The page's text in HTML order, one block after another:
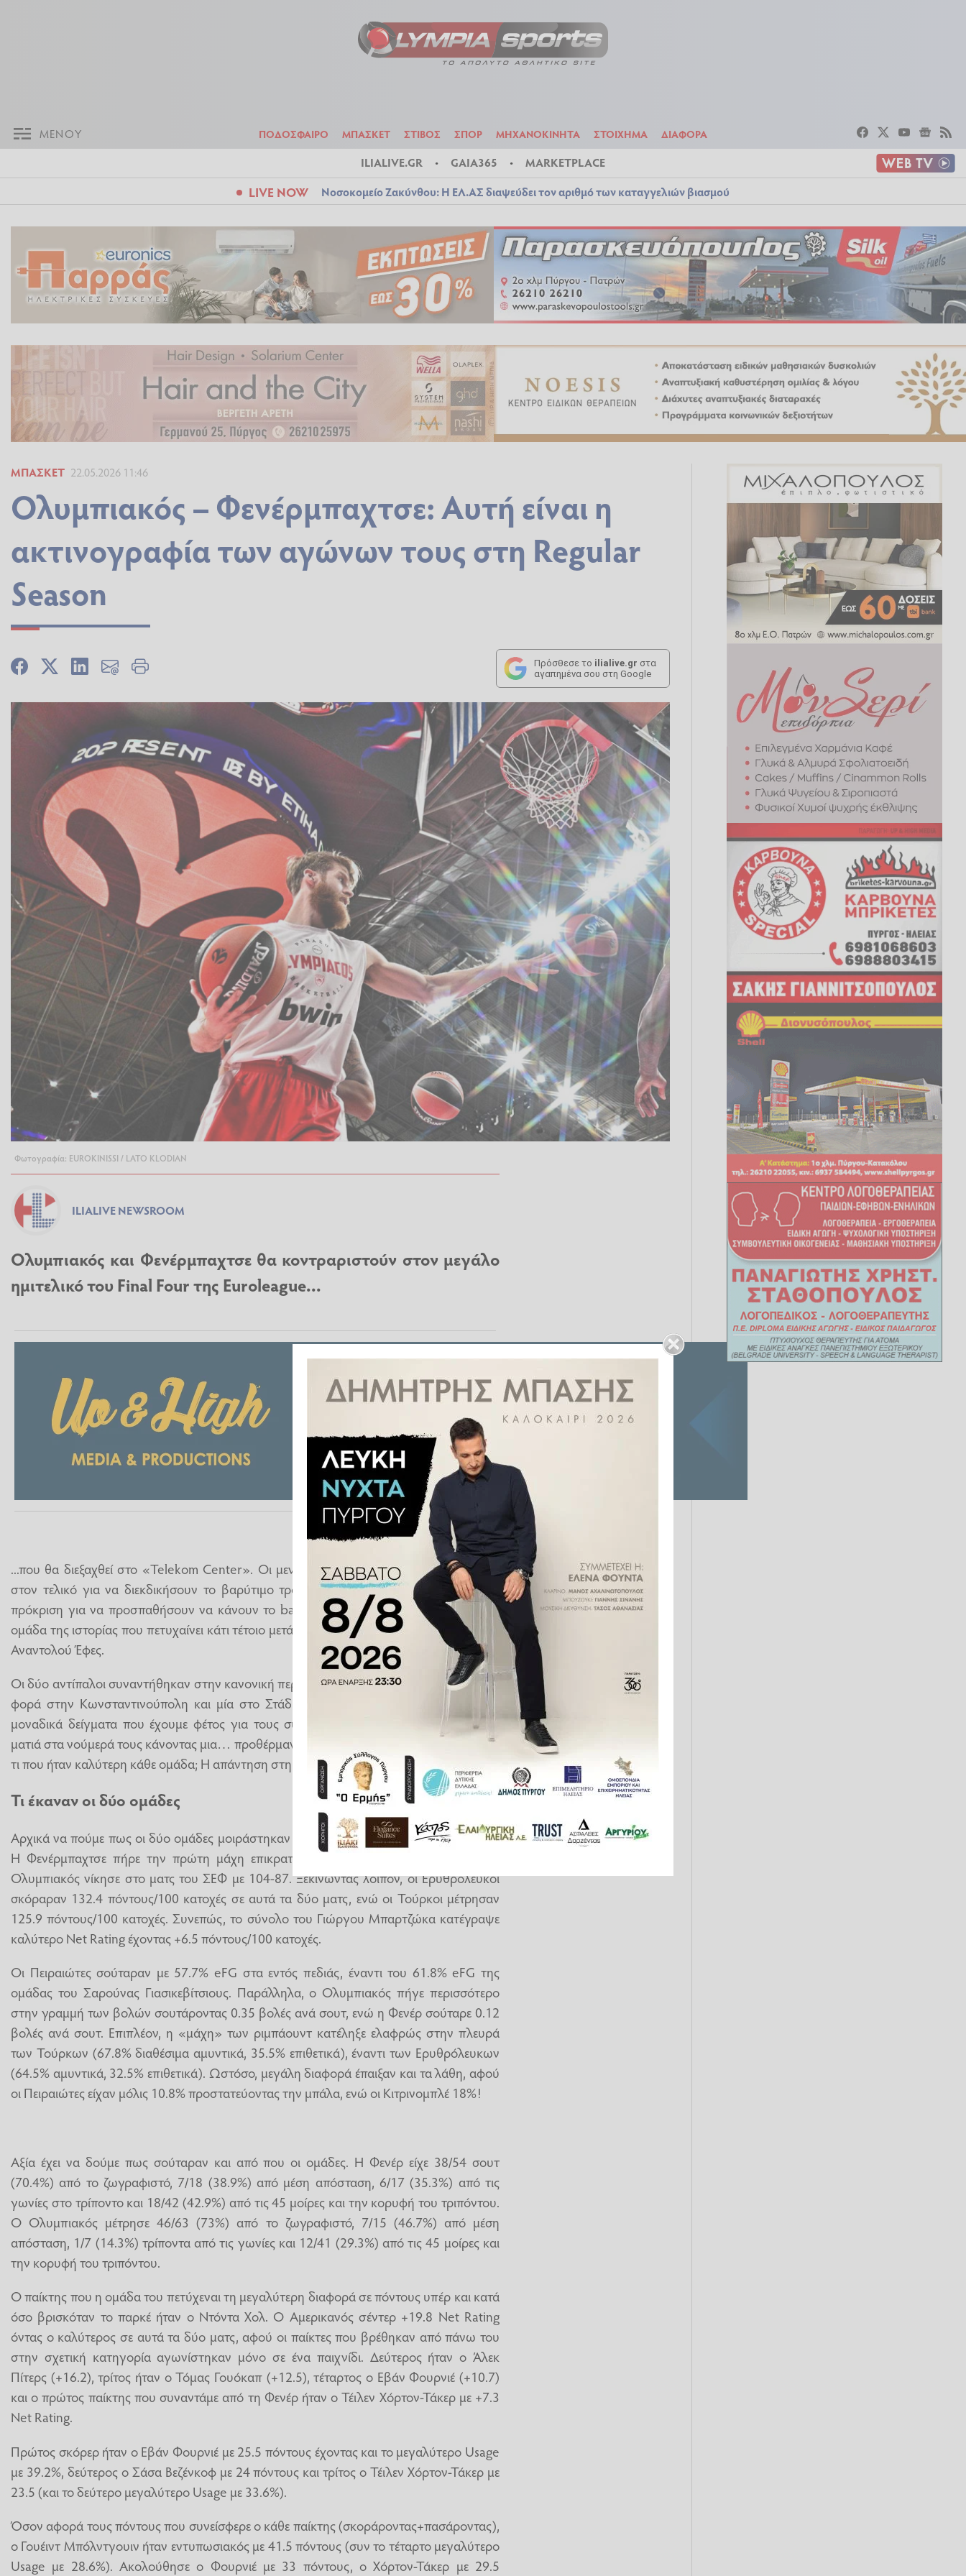
ΜΕΝΟΥ ΠΟΔΟΣΦΑΙΡΟ ΜΠΑΣΚΕΤ ΣΤΙΒΟΣ ΣΠΟΡ ΜΗΧΑΝΟΚΙΝΗΤΑ ΣΤΟΙΧΗΜΑ ΔΙΑΦΟΡΑ
ILIALIVE.GR GAIA365 MARKETPLACE
LIVE NOW Νοσοκομείο Ζακύνθου: Η ΕΛ.ΑΣ διαψεύδει τον αριθμό των καταγγελιών βιασμού
ΠΟΔΟΣΦΑΙΡΟ ΜΠΑΣΚΕΤ ΣΤΙΒΟΣ ΣΠΟΡ ΜΗΧΑΝΟΚΙΝΗΤΑ
ΜΠΆΣΚΕΤ 22.05.2026 11:46
Ολυμπιακός – Φενέρμπαχτσε: Αυτή είναι η
ακτινογραφία των αγώνων τους στη Regular
Season
Πρόσθεσε το ilialive.gr στα
αγαπημένα σου στη Google
Φωτογραφία: EUROKINISSI / LATO KLODIAN
ILIALIVE NEWSROOM
Ολυμπιακός και Φενέρμπαχτσε θα κοντραριστούν στον μεγάλο
ημιτελικό του Final Four της Euroleague...
...που θα διεξαχθεί στο «Telekom Center». Οι μεν Ερυθρόλευκοι θέλουν να περάσουν
στον τελικό για να διεκδικήσουν το βαρύτιμο τρόπαιο και οι δε Τούρκοι θέλουν την
πρόκριση για να προσπαθήσουν να κάνουν το back to back. Και να γίνουν η τέταρτη
ομάδα της ιστορίας που πετυχαίνει κάτι τέτοιο μετά τις Γιουγκοπλάστικα, Ολυμπιακό και
Αναντολού Έφες.
Οι δύο αντίπαλοι συναντήθηκαν στην κανονική περίοδο της διοργάνωσης παίζοντας μία
φορά στην Κωνσταντινούπολη και μία στο Στάδιο Ειρήνης και Φιλίας. Αυτά είναι τα
μοναδικά δείγματα που έχουμε φέτος για τους συλλόγους. Έτσι αξίζει να ρίξουμε μια
ματιά στα νούμερά τους κάνοντας μια… προθέρμανση ενόψει ημιτελικού. Τι ξεχώρισε και
τι που ήταν καλύτερη κάθε ομάδα; Η απάντηση στη συνέχεια…
Τι έκαναν οι δύο ομάδες
Αρχικά να πούμε πως οι δύο ομάδες μοιράστηκαν από μία νίκη στην κανονική περίοδο.
Η Φενέρμπαχτσε πήρε την πρώτη μάχη επικρατώντας με 88-80 στην Πόλη, ενώ ο
Ολυμπιακός νίκησε στο ματς του ΣΕΦ με 104-87. Ξεκινώντας λοιπόν, οι Ερυθρόλευκοι
σκόραραν 132.4 πόντους/100 κατοχές σε αυτά τα δύο ματς, ενώ οι Τούρκοι μέτρησαν
125.9 πόντους/100 κατοχές. Συνεπώς, το σύνολο του Γιώργου Μπαρτζώκα κατέγραψε
καλύτερο Net Rating έχοντας +6.5 πόντους/100 κατοχές.
Οι Πειραιώτες σούταραν με 57.7% eFG στα εντός πεδιάς, έναντι του 61.8% eFG της
ομάδας του Σαρούνας Γιασικεβίτσιους. Παράλληλα, ο Ολυμπιακός πήγε περισσότερο
στην γραμμή των βολών σουτάροντας 0.35 βολές ανά σουτ, ενώ η Φενέρ σούταρε 0.12
βολές ανά σουτ. Επιπλέον, η «μάχη» των ριμπάουντ κατέληξε ελαφρώς στην πλευρά
των Τούρκων (67.8% διαθέσιμα αμυντικά, 35.5% επιθετικά), έναντι των Ερυθρόλευκων
(64.5% αμυντικά, 32.5% επιθετικά). Ωστόσο, μεγάλη διαφορά έπαιξαν και τα λάθη, αφού
οι Πειραιώτες είχαν μόλις 10.8% προστατεύοντας την μπάλα, ενώ οι Κιτρινομπλέ 18%!
Αξία έχει να δούμε πως σούταραν και από που οι ομάδες. Η Φενέρ είχε 38/54 σουτ
(70.4%) από το ζωγραφιστό, 7/18 (38.9%) από μέση απόσταση, 6/17 (35.3%) από τις
γωνίες στο τρίποντο και 18/42 (42.9%) από τις 45 μοίρες και την κορυφή του τριπόντου.
Ο Ολυμπιακός μέτρησε 46/63 (73%) από το ζωγραφιστό, 7/15 (46.7%) από μέση
απόσταση, 1/7 (14.3%) τρίποντα από τις γωνίες και 12/41 (29.3%) από τις 45 μοίρες και
την κορυφή του τριπόντου.
Ο παίκτης που η ομάδα του πετύχεναι τη μεγαλύτερη διαφορά σε πόντους υπέρ και κατά
όσο βρισκόταν το παρκέ ήταν ο Ντόντα Χολ. Ο Αμερικανός σέντερ +19.8 Net Rating
όντας ο καλύτερος σε αυτά τα δύο ματς, αφού οι παίκτες που βρέθηκαν από πάνω του
στην σχετική κατηγορία αγωνίστηκαν μόνο σε ένα παιχνίδι. Δεύτερος ήταν ο Άλεκ
Πίτερς (+16.2), τρίτος ήταν ο Τόμας Γουόκαπ (+12.5), τέταρτος ο Εβάν Φουρνιέ (+10.7)
και ο πρώτος παίκτης που συναντάμε από τη Φενέρ ήταν ο Τέιλεν Χόρτον-Τάκερ με +7.3
Net Rating.
Πρώτος σκόρερ ήταν ο Εβάν Φουρνιέ με 25.5 πόντους έχοντας και το μεγαλύτερο Usage
με 39.2%, δεύτερος ο Σάσα Βεζένκοφ με 24 πόντους και τρίτος ο Τέιλεν Χόρτον-Τάκερ με
23.5 (και το δεύτερο μεγαλύτερο Usage με 33.6%).
Όσον αφορά τους πόντους που συνείσφερε ο κάθε παίκτης (σκοράροντας+πασάροντας),
ο Γουέιντ Μπόλντγουιν ήταν εντυπωσιακός με 41.5 πόντους (συν το τέταρτο μεγαλύτερο
Usage με 28.6%). Ακολούθησε ο Φουρνιέ με 33 πόντους, ο Χόρτον-Τάκερ με 29.5